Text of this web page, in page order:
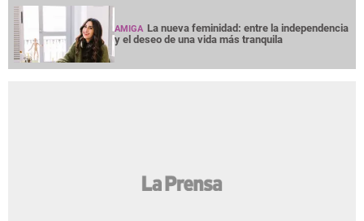
AMIGA La nueva feminidad: entre la independencia
y el deseo de una vida más tranquila